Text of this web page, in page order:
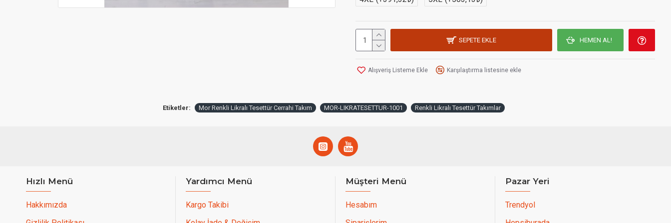
SEPETE EKLE HEMEN AL!
Alışveriş Listeme Ekle Karşılaştırma listesine ekle
Etiketler: Mor Renkli Likralı Tesettür Cerrahi Takım MOR-LIKRATESETTUR-1001 Renkli Likralı Tesettür Takımlar
Hızlı Menü
Hakkımızda
Yardımcı Menü
Kargo Takibi
Müşteri Menü
Hesabım
Pazar Yeri
Trendyol